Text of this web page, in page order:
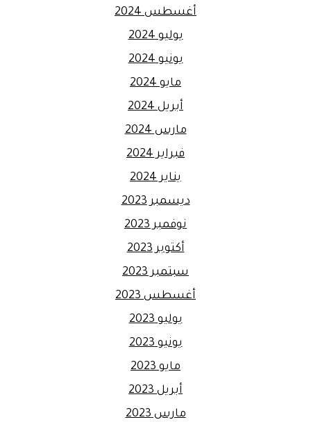
أغسطس 2024
يوليو 2024
يونيو 2024
مايو 2024
أبريل 2024
مارس 2024
فبراير 2024
يناير 2024
ديسمبر 2023
نوفمبر 2023
أكتوبر 2023
سبتمبر 2023
أغسطس 2023
يوليو 2023
يونيو 2023
مايو 2023
أبريل 2023
مارس 2023